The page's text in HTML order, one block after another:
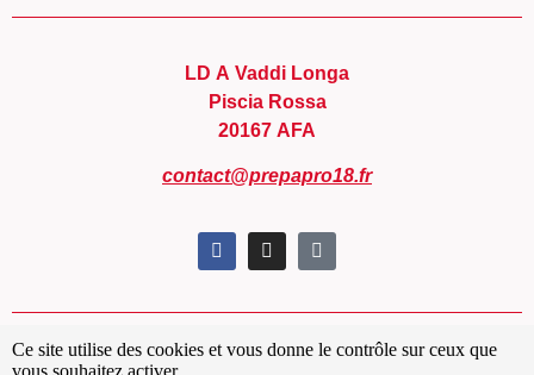
LD A Vaddi Longa
Piscia Rossa
20167 AFA
contact@prepapro18.fr
Conditions générales de ventes
Ce site utilise des cookies et vous donne le contrôle sur ceux que
vous souhaitez activer